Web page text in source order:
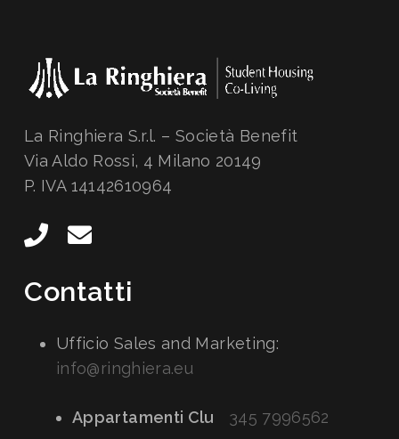
La Ringhiera S.r.l. – Società Benefit
Via Aldo Rossi, 4 Milano 20149
P. IVA 14142610964
Contatti
Ufficio Sales and Marketing:
info@ringhiera.eu
Appartamenti Clu
345 7996562